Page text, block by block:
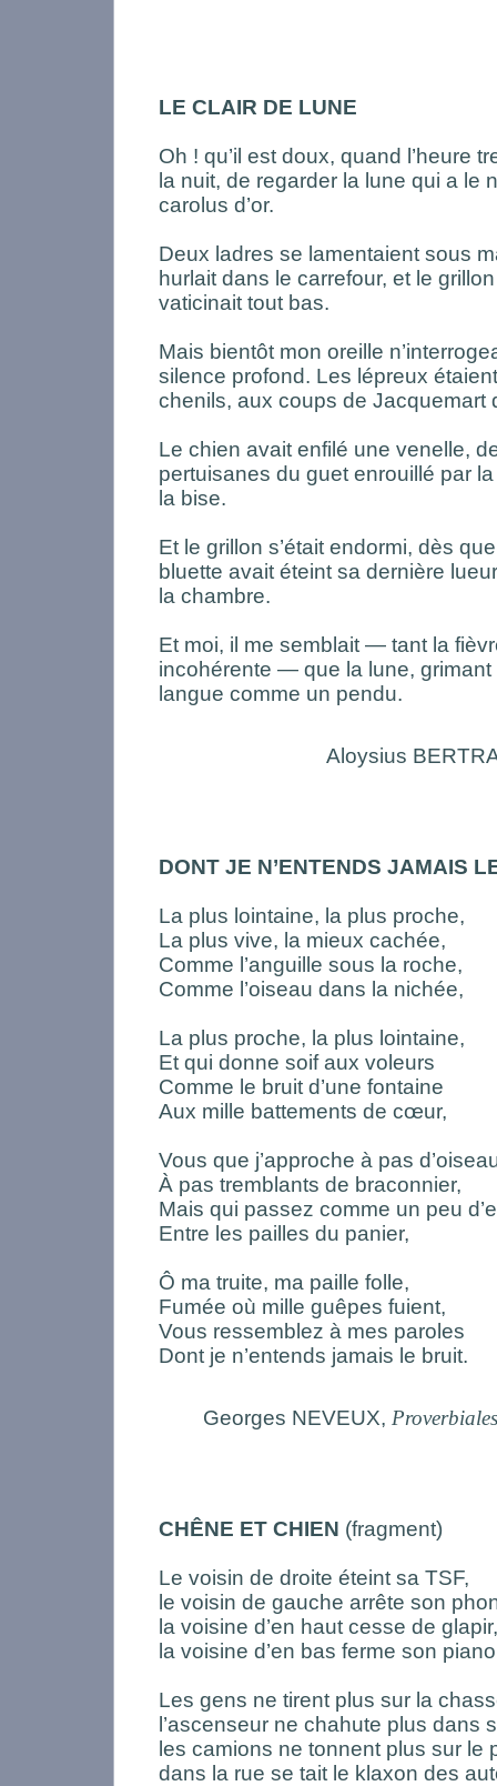
LE CLAIR DE LUNE
Oh ! qu’il est doux, quand l’heure
la nuit, de regarder la lune qui a le
carolus d’or.
Deux ladres se lamentaient sous
hurlait dans le carrefour, et le
vaticinait tout bas.
Mais bientôt mon oreille
silence profond. Les lépreux
chenils, aux coups de Jacquemart
Le chien avait enfilé une venelle,
pertuisanes du guet enrouillé par
la bise.
Et le grillon s’était endormi, dès
bluette avait éteint sa dernière
la chambre.
Et moi, il me semblait — tant la
incohérente — que la lune, grimant
langue comme un pendu.
Aloysius
DONT JE N’ENTENDS JAMAIS
La plus lointaine, la plus proche,
La plus vive, la mieux cachée,
Comme l’anguille sous la roche,
Comme l’oiseau dans la nichée,
La plus proche, la plus lointaine,
Et qui donne soif aux voleurs
Comme le bruit d’une fontaine
Aux mille battements de cœur,
Vous que j’approche à pas
À pas tremblants de braconnier,
Mais qui passez comme un peu
Entre les pailles du panier,
Ô ma truite, ma paille folle,
Fumée où mille guêpes fuient,
Vous ressemblez à mes paroles
Dont je n’entends jamais le bruit.
Georges NEVEUX, Proverbiales
CHÊNE ET CHIEN (fragment)
Le voisin de droite éteint sa TSF,
le voisin de gauche arrête son
la voisine d’en haut cesse de glapir,
la voisine d’en bas ferme son
Les gens ne tirent plus sur la
l’ascenseur ne chahute plus dans
les camions ne tonnent plus sur le
dans la rue se tait le klaxon des